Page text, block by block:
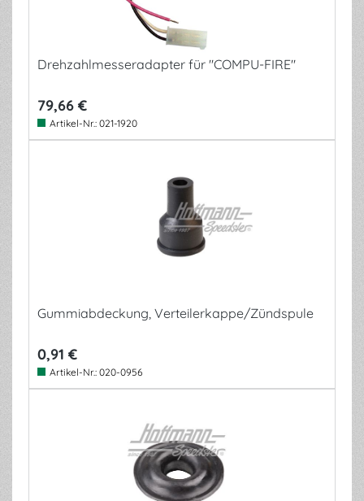
Drehzahlmesseradapter für "COMPU-FIRE"
79,66 €
Artikel-Nr.: 021-1920
Gummiabdeckung, Verteilerkappe/Zündspule
0,91 €
Artikel-Nr.: 020-0956